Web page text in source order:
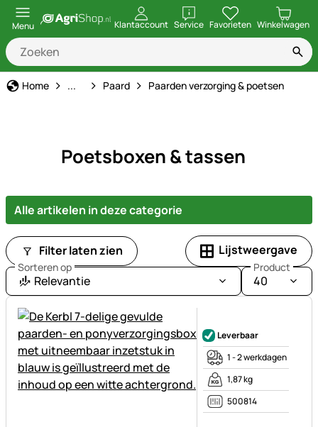
Menu Klantaccount ServiceopenenFavorieten Winkelwagen
Home Dier soort
... Paard Paarden verzorging & poetsen
Poetsboxen & tassen
Alle artikelen in deze categorie
Filter laten zien Lijstweergave
Sorteren op
Relevantie
Product
40
Leverbaar
1 - 2 werkdagen
1,87 kg
500814